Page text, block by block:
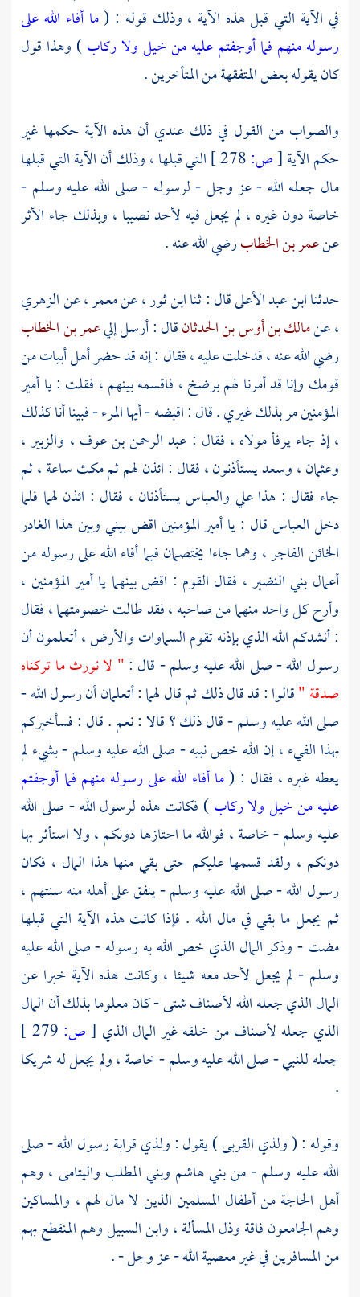
في الآية التي قبل هذه الآية ، وذلك قوله : (ما أفاء الله على
رسوله منهم فما أوجفتم عليه من خيل ولا ركاب) وهذا قول
كان يقوله بعض المتفقهة من المتأخرين .
والصواب من القول في ذلك عندي أن هذه الآية حكمها غير
حكم الآية[ص:
التي قبلها ، وذلك أن الآية التي قبلها
مال جعله الله - عز وجل - لرسوله - صلى الله عليه وسلم -
خاصة دون غيره ، لم يجعل فيه لأحد نصيبا ، وبذلك جاء الأثر
عنعمر بن الخطابرضي الله عنه .
حدثناابن عبد الأعلىقال : ثناابن ثور، عنمعمر، عنالزهري
، عنمالك بن أوس بن الحدثانقال : أرسل إليعمر بن الخطاب
رضي الله عنه ، فدخلت عليه ، فقال : إنه قد حضر أهل أبيات من
قومك وإنا قد أمرنا لهم برضخ ، فاقسمه بينهم ، فقلت : يا أمير
المؤمنين مر بذلك غيري . قال : اقبضه - أيها المرء - فبينا أنا كذلك
، إذ جاء يرفأ مولاه ، فقال : عبد الرحمن بن عوف ، والزبير،
وعثمان،وسعديستأذنون ، فقال : ائذن لهم ثم مكث ساعة ، ثم
جاء فقال : هذاعلي والعباسيستأذنان ، فقال : ائذن لهما فلما
دخلالعباسقال : يا أمير المؤمنين اقض بيني وبين هذا الغادر
الخائن الفاجر ، وهما جاءا يختصمان فيما أفاء الله على رسوله من
أعمال بني النضير ، فقال القوم : اقض بينهما يا أمير المؤمنين ،
وأرح كل واحد منهما من صاحبه ، فقد طالت خصومتهما ، فقال
: أنشدكم الله الذي بإذنه تقوم السماوات والأرض ، أتعلمون أن
رسول الله - صلى الله عليه وسلم - قال :" لا نورث ما تركناه
صدقة "قالوا : قد قال ذلك ثم قال لهما : أتعلمان أن رسول الله -
صلى الله عليه وسلم - قال ذلك ؟ قالا : نعم . قال : فسأخبركم
بهذا الفيء ، إن الله خص نبيه - صلى الله عليه وسلم - بشيء لم
يعطه غيره ، فقال : (ما أفاء الله على رسوله منهم فما أوجفتم
عليه من خيل ولا ركاب) فكانت هذه لرسول الله - صلى الله
عليه وسلم - خاصة ، فوالله ما احتازها دونكم ، ولا استأثر بها
دونكم ، ولقد قسمها عليكم حتى بقي منها هذا المال ، فكان
رسول الله - صلى الله عليه وسلم - ينفق على أهله منه سنتهم ،
ثم يجعل ما بقي في مال الله . فإذا كانت هذه الآية التي قبلها
مضت - وذكر المال الذي خص الله به رسوله - صلى الله عليه
وسلم - لم يجعل لأحد معه شيئا ، وكانت هذه الآية خبرا عن
المال الذي جعله الله لأصناف شتى - كان معلوما بذلك أن المال
الذي جعله لأصناف من خلقه غير المال الذي [ص:
جعله للنبي - صلى الله عليه وسلم - خاصة ، ولم يجعل له شريكا
.
وقوله : ( ولذي القربى ) يقول : ولذي قرابة رسول الله - صلى
الله عليه وسلم - منبني هاشم وبني المطلب واليتامى ، وهم
أهل الحاجة من أطفال المسلمين الذين لا مال لهم ، والمساكين
وهم الجامعون فاقة وذل المسألة ، وابن السبيل وهم المنقطع بهم
من المسافرين في غير معصية الله - عز وجل - .